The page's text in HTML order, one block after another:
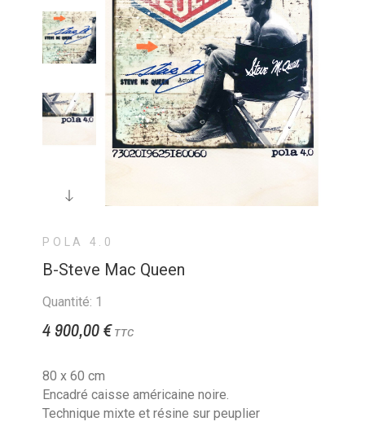
POLA 4.0
B-Steve Mac Queen
Quantité: 1
4 900,00 € TTC
80 x 60 cm
Encadré caisse américaine noire.
Technique mixte et résine sur peuplier